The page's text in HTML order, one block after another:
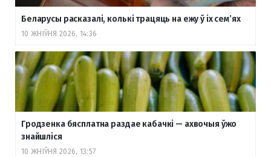
Беларусы расказалі, колькі трацяць на ежу ў іх сем’ях
10 ЖНІЎНЯ 2026, 14:36
Гродзенка бясплатна раздае кабачкі — ахвочыя ўжо
знайшліся
10 ЖНІЎНЯ 2026, 13:57